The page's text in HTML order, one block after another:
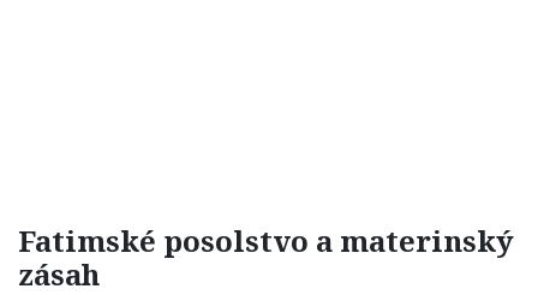
Fatimské posolstvo a materinský
zásah